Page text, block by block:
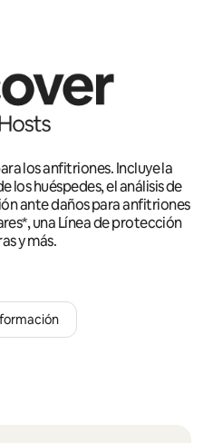
los anfitriones. Incluye la
los huéspedes, el análisis de
ante daños para anfitriones
una Línea de protección
y más.